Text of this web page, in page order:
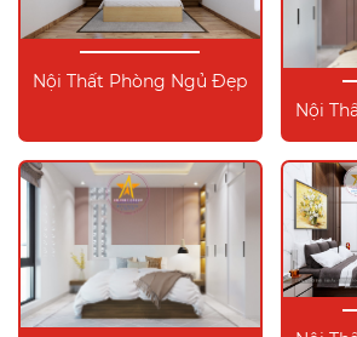
Nội Thất Phòng Ngủ Đẹp
Nội